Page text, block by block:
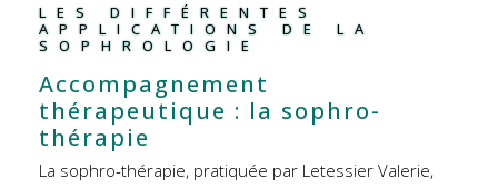
LES DIFFÉRENTES
APPLICATIONS DE LA
SOPHROLOGIE
Accompagnement
thérapeutique : la sophro-
thérapie
La sophro-thérapie, pratiquée par Letessier Valerie,